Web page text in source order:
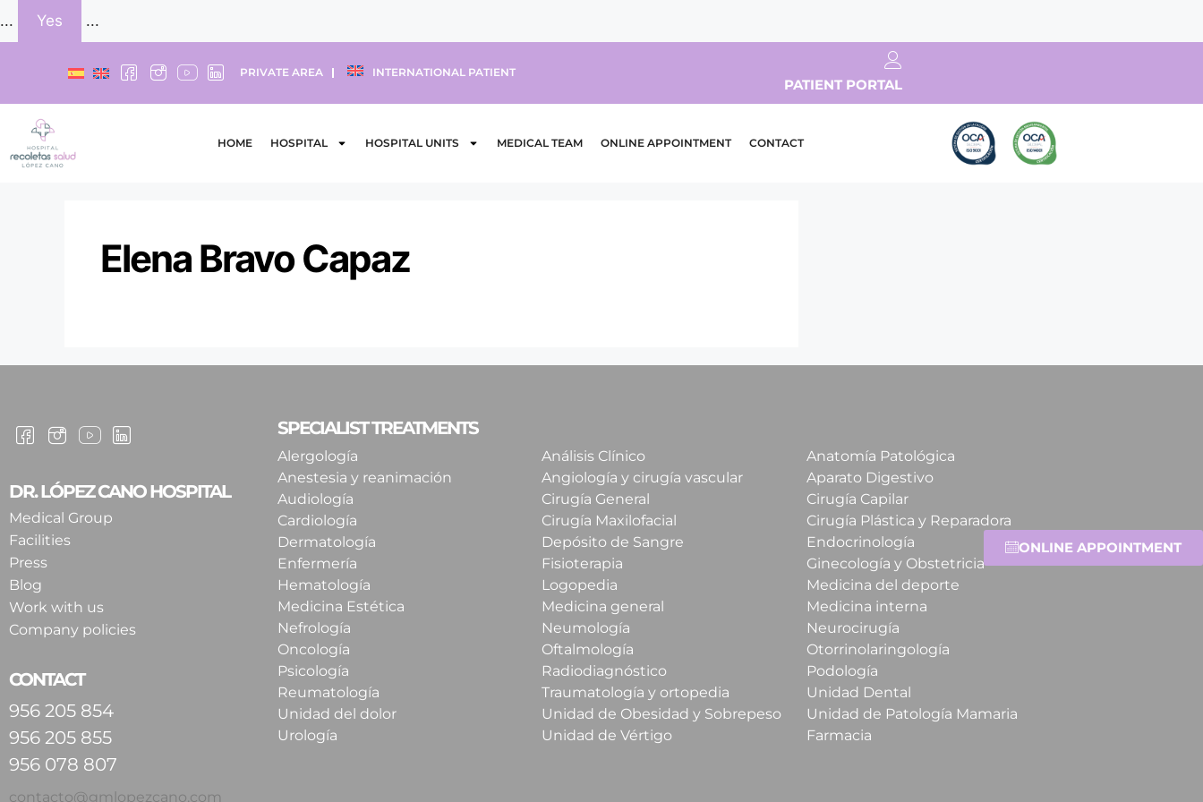
... Yes ...
PRIVATE AREA INTERNATIONAL PATIENT
PATIENT PORTAL
HOME HOSPITAL HOSPITAL UNITS MEDICAL TEAM ONLINE APPOINTMENT CONTACT
ONLINE APPOINTMENT
Elena Bravo Capaz
DR. LÓPEZ CANO HOSPITAL
Medical Group
Facilities
Press
Blog
Work with us
Company policies
CONTACT
956 205 854
956 205 855
956 078 807
contacto@gmlopezcano.com
SPECIALIST TREATMENTS
Alergología Análisis Clínico
Anatomía Patológica
Anestesia y reanimación
Angiología y cirugía vascular
Aparato Digestivo
Audiología
Cirugía General
Cirugía Capilar
Cardiología
Cirugía Maxilofacial
Cirugía Plástica y Reparadora
Dermatología
Depósito de Sangre
Endocrinología
Enfermería
Fisioterapia
Ginecología y Obstetricia
Hematología
Logopedia
Medicina del deporte
Medicina Estética
Medicina general
Medicina interna
Nefrología
Neumología
Neurocirugía
Oncología
Oftalmología
Otorrinolaringología
Psicología
Radiodiagnóstico
Podología
Reumatología
Traumatología y ortopedia
Unidad Dental
Unidad del dolor
Unidad de Obesidad y Sobrepeso
Unidad de Patología Mamaria
Urología
Unidad de Vértigo Farmacia